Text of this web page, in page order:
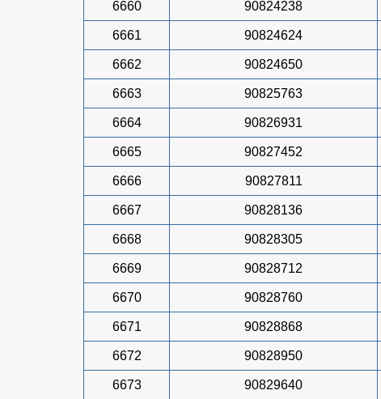
6660 90824238
6661 90824624
6662 90824650
6663 90825763
6664 90826931
6665 90827452
6666 90827811
6667 90828136
6668 90828305
6669 90828712
6670 90828760
6671 90828868
6672 90828950
6673 90829640